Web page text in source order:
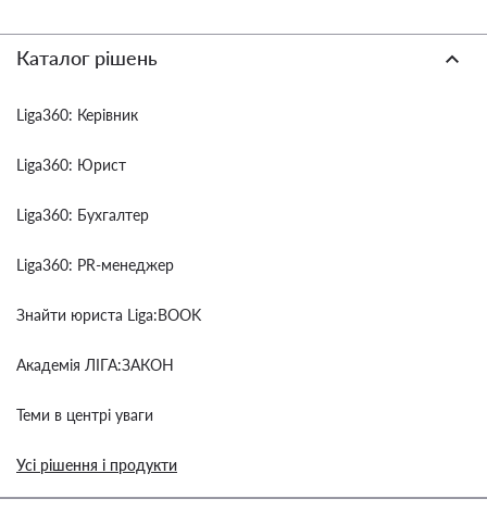
Каталог рішень
Liga360: Керівник
Liga360: Юрист
Liga360: Бухгалтер
Liga360: PR-менеджер
Знайти юриста Liga:BOOK
Академія ЛІГА:ЗАКОН
Теми в центрі уваги
Усі рішення і продукти